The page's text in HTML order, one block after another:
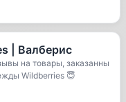
| Валберис
на товары, заказанны
Wildberries 😇